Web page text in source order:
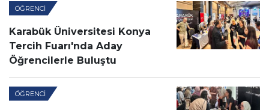
ÖĞRENCI
Karabük Üniversitesi Konya
Tercih Fuarı'nda Aday
Öğrencilerle Buluştu
ÖĞRENCI